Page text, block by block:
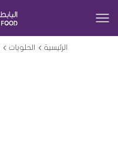
الرئيسية الحلويات